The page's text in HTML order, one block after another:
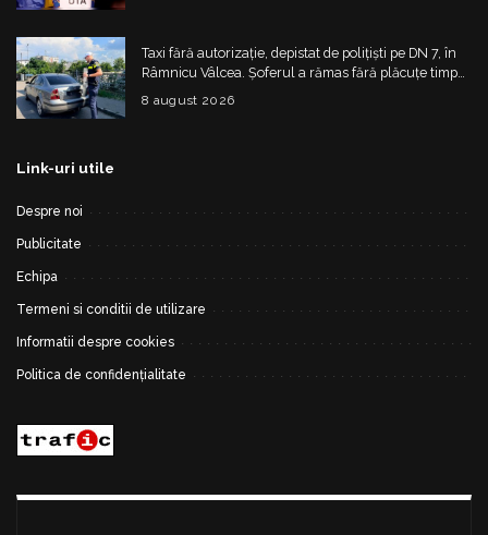
Taxi fără autorizație, depistat de polițiști pe DN 7, în
Râmnicu Vâlcea. Șoferul a rămas fără plăcuțe timp
de 6 luni
8 august 2026
Link-uri utile
Despre noi
Publicitate
Echipa
Termeni si conditii de utilizare
Informatii despre cookies
Politica de confidențialitate